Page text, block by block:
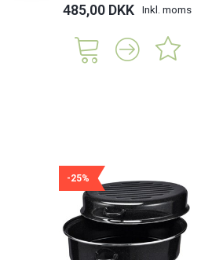
485,00 DKK Inkl. moms
-25%